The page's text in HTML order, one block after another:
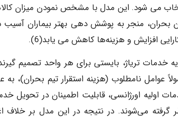
می شود. این مدل با مشخص نمودن میزان
منجر به پوشش ­دهی بهتر بیماران آسیب
افزایش و هزینه‌ها کاهش می یابد(6).
خدمات تریاژ، بایستی برای هر واحد تصمیم­
نامطلوب (هزینه استقرار تیم بحران)، به
اورژانسی، قابلیت اطمینان در تحویل
می‌شوند. در نتیجه در این مدل بر خلاف